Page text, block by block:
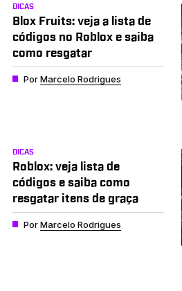
DICAS
Blox Fruits: veja a lista de
códigos no Roblox e saiba
como resgatar
PorMarcelo Rodrigues
DICAS
Roblox: veja lista de
códigos e saiba como
resgatar itens de graça
PorMarcelo Rodrigues